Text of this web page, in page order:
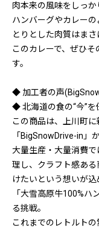
肉本来の風味をしっ
ハンバーグやカレー
とりとした肉質はまさ
このカレーで、ぜひ
す。
◆ 加工者の声
◆ 北海道の食の“今”
この商品は、上川町
「BigSnowDrive-in」
大量生産・大量消費
理し、クラフト感ある
けたいという想いが込
「大雪高原牛100%ハ
る挑戦。
これまでのレトルト